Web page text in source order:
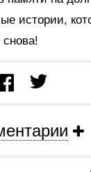
истории,